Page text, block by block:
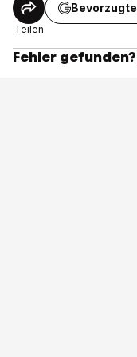
Teilen
Fehler gefunden?